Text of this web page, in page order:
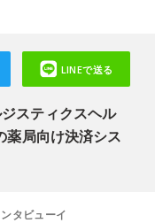
スティクスヘル
薬局向け決済シス
LINEで送る
タビューイ